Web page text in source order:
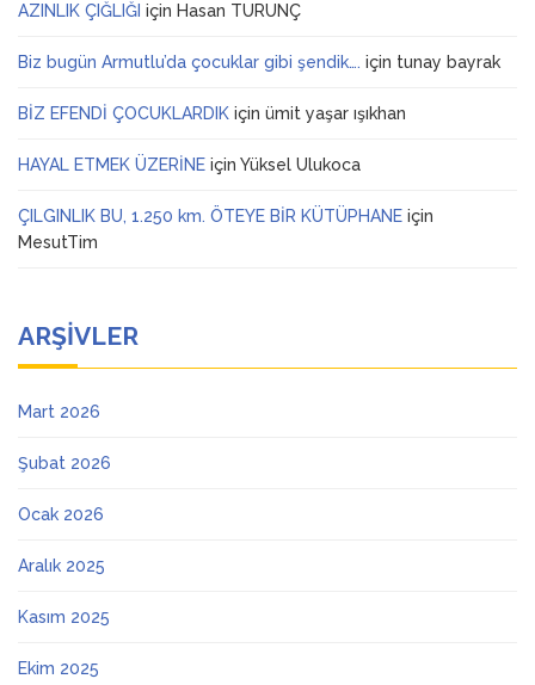
AZINLIK ÇIĞLIĞI için Hasan TURUNÇ
Biz bugün Armutlu’da çocuklar gibi şendik…. için tunay bayrak
BİZ EFENDİ ÇOCUKLARDIK için ümit yaşar ışıkhan
HAYAL ETMEK ÜZERİNE için Yüksel Ulukoca
ÇILGINLIK BU, 1.250 km. ÖTEYE BİR KÜTÜPHANE için
MesutTim
ARŞIVLER
Mart 2026
Şubat 2026
Ocak 2026
Aralık 2025
Kasım 2025
Ekim 2025